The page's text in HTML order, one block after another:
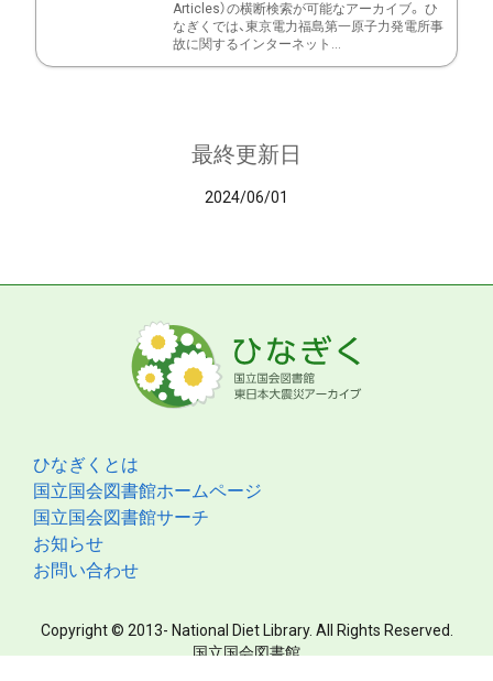
Articles）の横断検索が可能なアーカイブ。 ひ
なぎくでは、東京電力福島第一原子力発電所事
故に関するインターネット...
最終更新日
2024/06/01
ひなぎくとは
国立国会図書館ホームページ
国立国会図書館サーチ
お知らせ
お問い合わせ
Copyright © 2013- National Diet Library. All Rights Reserved.